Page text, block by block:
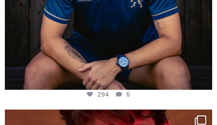
294 5
One last dance at home